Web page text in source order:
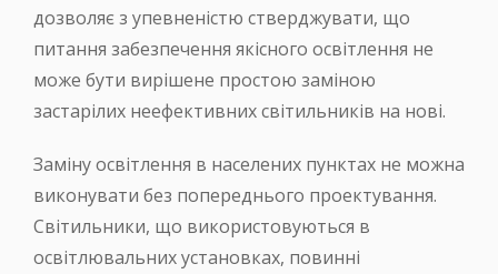
дозволяє з упевненістю стверджувати, що
питання забезпечення якісного освітлення не
може бути вирішене простою заміною
застарілих неефективних світильників на нові.
Заміну освітлення в населених пунктах не можна
виконувати без попереднього проектування.
Світильники, що використовуються в
освітлювальних установках, повинні